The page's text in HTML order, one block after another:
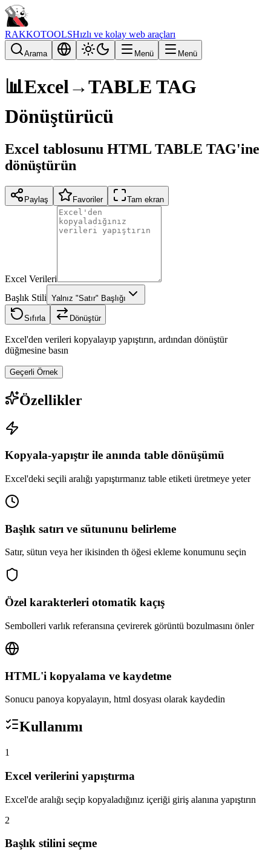
RAKKOTOOLSHızlı ve kolay web araçları
Arama Menü Menü
📊Excel→TABLE TAG
Dönüştürücü
Excel tablosunu HTML TABLE TAG'ine
dönüştürün
Paylaş Favoriler Tam ekran
Excel Verileri
Başlık Stili Yalnız "Satır" Başlığı
Sıfırla Dönüştür
Excel'den verileri kopyalayıp yapıştırın, ardından dönüştür
düğmesine basın
Geçerli Örnek
Özellikler
Kopyala-yapıştır ile anında table dönüşümü
Excel'deki seçili aralığı yapıştırmanız table etiketi üretmeye yeter
Başlık satırı ve sütununu belirleme
Satır, sütun veya her ikisinden th öğesi ekleme konumunu seçin
Özel karakterleri otomatik kaçış
Sembolleri varlık referansına çevirerek görüntü bozulmasını önler
HTML'i kopyalama ve kaydetme
Sonucu panoya kopyalayın, html dosyası olarak kaydedin
Kullanımı
1
Excel verilerini yapıştırma
Excel'de aralığı seçip kopyaladığınız içeriği giriş alanına yapıştırın
2
Başlık stilini seçme